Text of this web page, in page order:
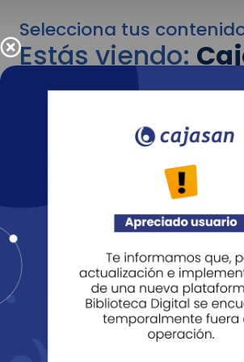
Selecciona tus
Estás viendo:
para personas
Para cambiar al contenido de tu
adelante recuerda utilizar el
Entendido